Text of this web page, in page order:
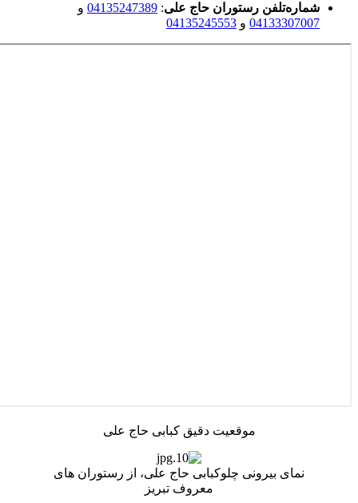
شماره‌تلفن رستوران حاج علی:
04135247389 و
04133307007 و 04135245553
موقعیت دقیق کبابی حاج علی
نمای بیرونی چلوکبابی حاج علی، از رستوران های
معروف تبریز